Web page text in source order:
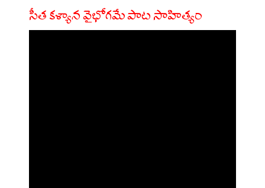
సీత కళ్యాన వైభోగమే పాట సాహిత్యం